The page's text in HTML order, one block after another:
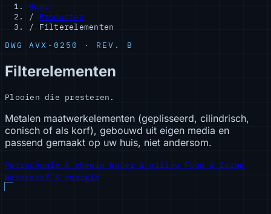
Home
/
Producten
/
Filterelementen
DWG AVX-0250 · REV. B
Filterelementen
Plooien die presteren.
Metalen maatwerkelementen (geplisseerd, cilindrisch,
conisch of als korf), gebouwd uit eigen media en
passend gemaakt op uw huis, niet andersom.
Petrochemie & chemieWater & milieu Food & farma
Waterstof & energie